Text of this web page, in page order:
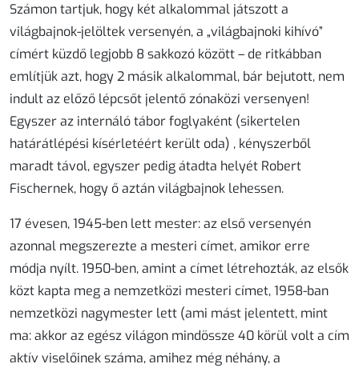
Számon tartjuk, hogy két alkalommal játszott a
világbajnok-jelöltek versenyén, a „világbajnoki kihívó”
címért küzdő legjobb 8 sakkozó között – de ritkábban
említjük azt, hogy 2 másik alkalommal, bár bejutott, nem
indult az előző lépcsőt jelentő zónaközi versenyen!
Egyszer az internáló tábor foglyaként (sikertelen
határátlépési kísérletéért került oda) , kényszerből
maradt távol, egyszer pedig átadta helyét Robert
Fischernek, hogy ő aztán világbajnok lehessen.
17 évesen, 1945-ben lett mester: az első versenyén
azonnal megszerezte a mesteri címet, amikor erre
módja nyílt. 1950-ben, amint a címet létrehozták, az elsők
közt kapta meg a nemzetközi mesteri címet, 1958-ban
nemzetközi nagymester lett (ami mást jelentett, mint
ma: akkor az egész világon mindössze 40 körül volt a cím
aktív viselőinek száma, amihez még néhány, a